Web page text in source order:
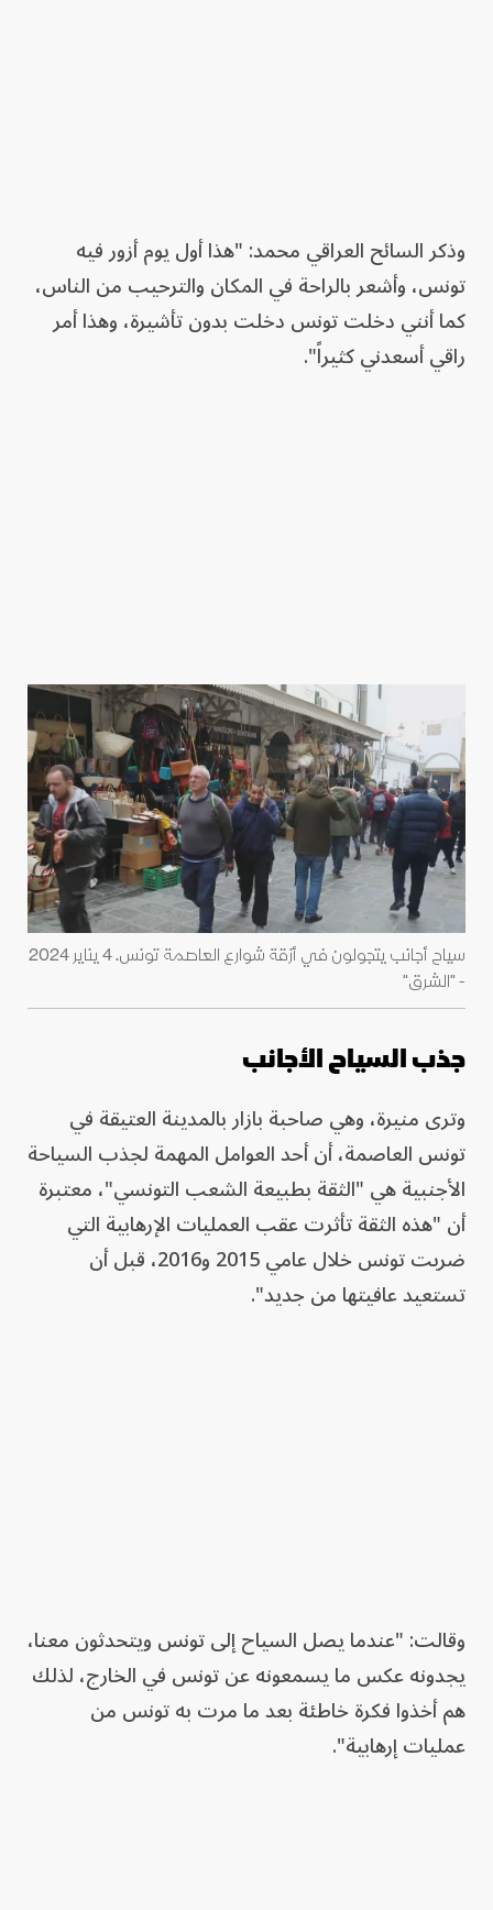
وذكر السائح العراقي محمد: "هذا أول يوم أزور فيه
تونس، وأشعر بالراحة في المكان والترحيب من الناس،
كما أنني دخلت تونس دخلت بدون تأشيرة، وهذا أمر
راقي أسعدني كثيراً".
سياح أجانب يتجولون في أزقة شوارع العاصمة تونس. 4 يناير 2024
- "الشرق"
جذب السياح الأجانب
وترى منيرة، وهي صاحبة بازار بالمدينة العتيقة في
تونس العاصمة، أن أحد العوامل المهمة لجذب السياحة
الأجنبية هي "الثقة بطبيعة الشعب التونسي"، معتبرة
أن "هذه الثقة تأثرت عقب العمليات الإرهابية التي
ضربت تونس خلال عامي 2015 و2016، قبل أن
تستعيد عافيتها من جديد".
وقالت: "عندما يصل السياح إلى تونس ويتحدثون معنا،
يجدونه عكس ما يسمعونه عن تونس في الخارج، لذلك
هم أخذوا فكرة خاطئة بعد ما مرت به تونس من
عمليات إرهابية".